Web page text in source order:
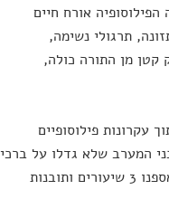
אורח חיים
תרגולי נשימה,
קטן מן התורה כולה,
עקרונות פילוסופיים
המערב שלא גדלו על ברכי
כתבי הקודש ההודיים העתיקים, ומכירים את עולם היוגה בעיקר מתרגול האסנה, אספנו 3 שיעורים ותובנות